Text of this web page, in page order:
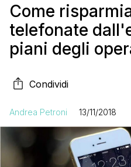
Come
telefonate
piani degli
Condividi
Andrea Petroni 13/11/2018